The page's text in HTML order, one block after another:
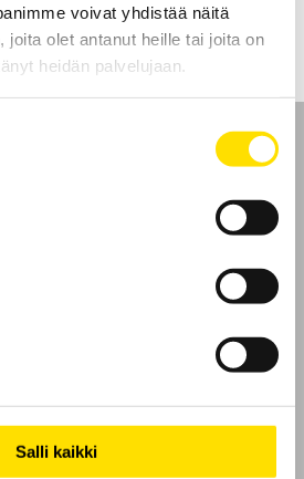
voivat yhdistää näitä
joita olet antanut heille tai joita on
heidän palvelujaan.
Salli kaikki
Evästeet